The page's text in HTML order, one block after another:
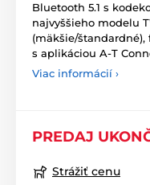
Bluetooth 5.1 s
najvyššieho modelu
(mäkšie/štandardné),
s aplikáciou A-T
Viac informácií ›
PREDAJ
Strážiť cenu